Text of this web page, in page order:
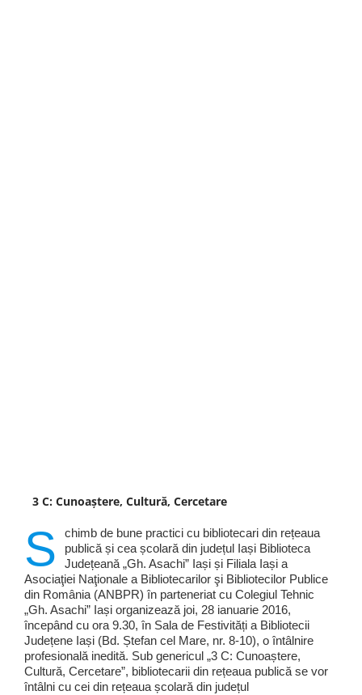
3 C: Cunoaștere, Cultură, Cercetare
S
chimb de bune practici cu bibliotecari din rețeaua
publică și cea școlară din județul Iași Biblioteca
Județeană „Gh. Asachi” Iași și Filiala Iași a
Asociaţiei Naţionale a Bibliotecarilor şi Bibliotecilor Publice
din România (ANBPR) în parteneriat cu Colegiul Tehnic
„Gh. Asachi” Iași organizează joi, 28 ianuarie 2016,
începând cu ora 9.30, în Sala de Festivități a Bibliotecii
Județene Iași (Bd. Ștefan cel Mare, nr. 8-10), o întâlnire
profesională inedită. Sub genericul „3 C: Cunoaștere,
Cultură, Cercetare”, bibliotecarii din rețeaua publică se vor
întâlni cu cei din rețeaua școlară din județul